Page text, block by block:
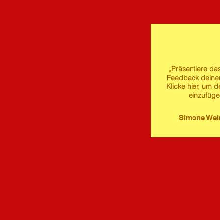
„Präsentiere
Feedback
Klicke hier, um
Simone